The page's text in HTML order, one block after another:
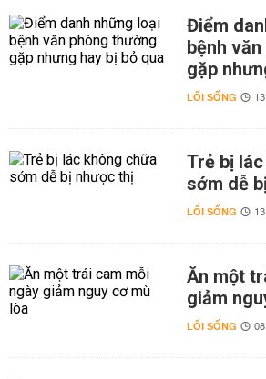
Điểm
bệnh
gặp
LỐI SỐNG
Trẻ bị
sớm dễ
LỐI SỐNG
Ăn một
giảm
LỐI SỐNG